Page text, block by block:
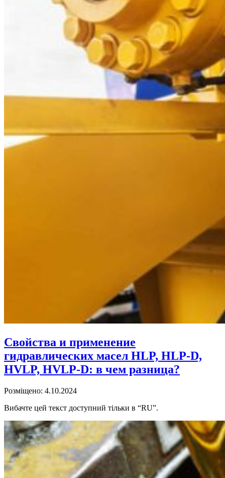
Свойства и применение
гидравлических масел HLP, HLP-D,
HVLP, HVLP-D: в чем разница?
Розміщено: 4.10.2024
Вибачте цей текст доступний тільки в “RU”.